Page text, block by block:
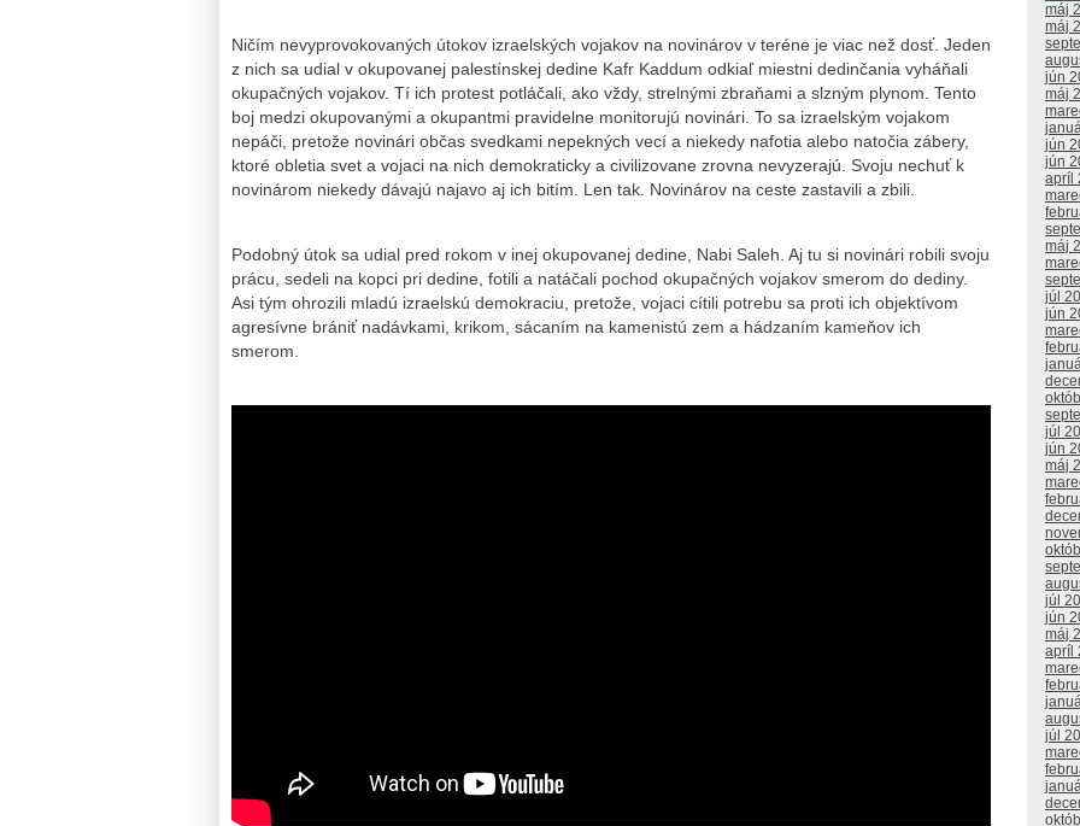
Ničím nevyprovokovaných útokov izraelských vojakov na novinárov v teréne je viac než dosť. Jeden
z nich sa udial v okupovanej palestínskej dedine Kafr Kaddum odkiaľ miestni dedinčania vyháňali
okupačných vojakov. Tí ich protest potláčali, ako vždy, strelnými zbraňami a slzným plynom. Tento
boj medzi okupovanými a okupantmi pravidelne monitorujú novinári. To sa izraelským vojakom
nepáči, pretože novinári občas svedkami nepekných vecí a niekedy nafotia alebo natočia zábery,
ktoré obletia svet a vojaci na nich demokraticky a civilizovane zrovna nevyzerajú. Svoju nechuť k
novinárom niekedy dávajú najavo aj ich bitím. Len tak. Novinárov na ceste zastavili a zbili.
Podobný útok sa udial pred rokom v inej okupovanej dedine, Nabi Saleh. Aj tu si novinári robili svoju
prácu, sedeli na kopci pri dedine, fotili a natáčali pochod okupačných vojakov smerom do dediny.
Asi tým ohrozili mladú izraelskú demokraciu, pretože, vojaci cítili potrebu sa proti ich objektívom
agresívne brániť nadávkami, krikom, sácaním na kamenistú zem a hádzaním kameňov ich
smerom.
máj
máj
jún
máj
jún
jún
apríl
máj
júl
jún
júl
jún
máj
júl
jún
máj
apríl
júl